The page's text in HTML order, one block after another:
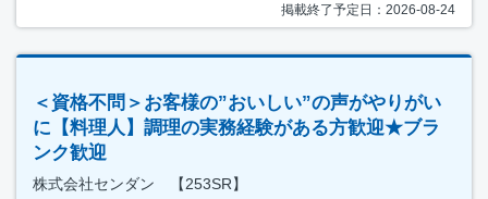
掲載終了予定日：2026-08-24
＜資格不問＞お客様の”おいしい”の声がやりがい
に【料理人】調理の実務経験がある方歓迎★ブラ
ンク歓迎
株式会社センダン 【253SR】